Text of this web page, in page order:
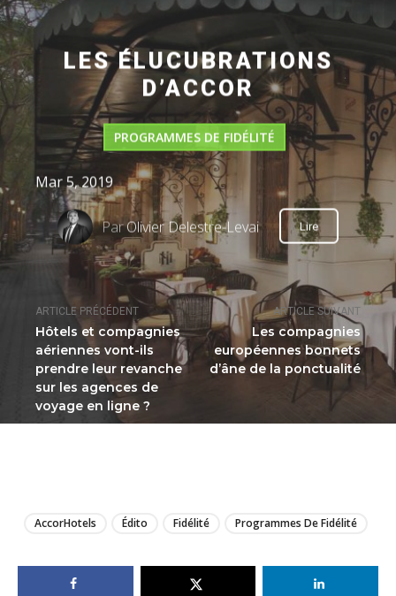
ARTICLE PRÉCÉDENT
Hôtels et compagnies
aériennes vont-ils
prendre leur revanche
sur les agences de
voyage en ligne ?
ARTICLE SUIVANT
Les compagnies
européennes bonnets
d’âne de la ponctualité
LES ÉLUCUBRATIONS
D’ACCOR
PROGRAMMES DE FIDÉLITÉ
Mar 5, 2019
ParOlivier Delestre-Levai Lire
AccorHotels Édito Fidélité Programmes De Fidélité